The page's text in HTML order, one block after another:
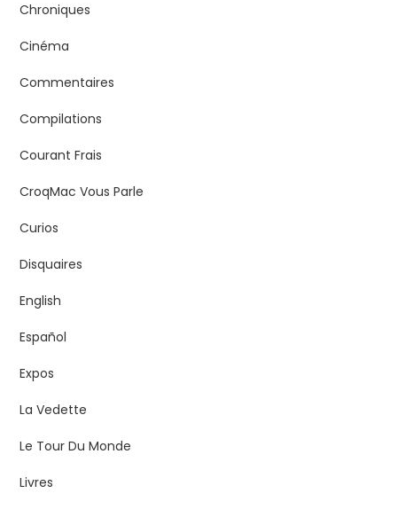
Chroniques
Cinéma
Commentaires
Compilations
Courant Frais
CroqMac Vous Parle
Curios
Disquaires
English
Español
Expos
La Vedette
Le Tour Du Monde
Livres